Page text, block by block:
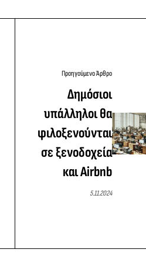
Προηγούμενο Άρθρο
Δημόσιοι
υπάλληλοι θα
φιλοξενούνται
σε ξενοδοχεία
και Airbnb
5.11.2024